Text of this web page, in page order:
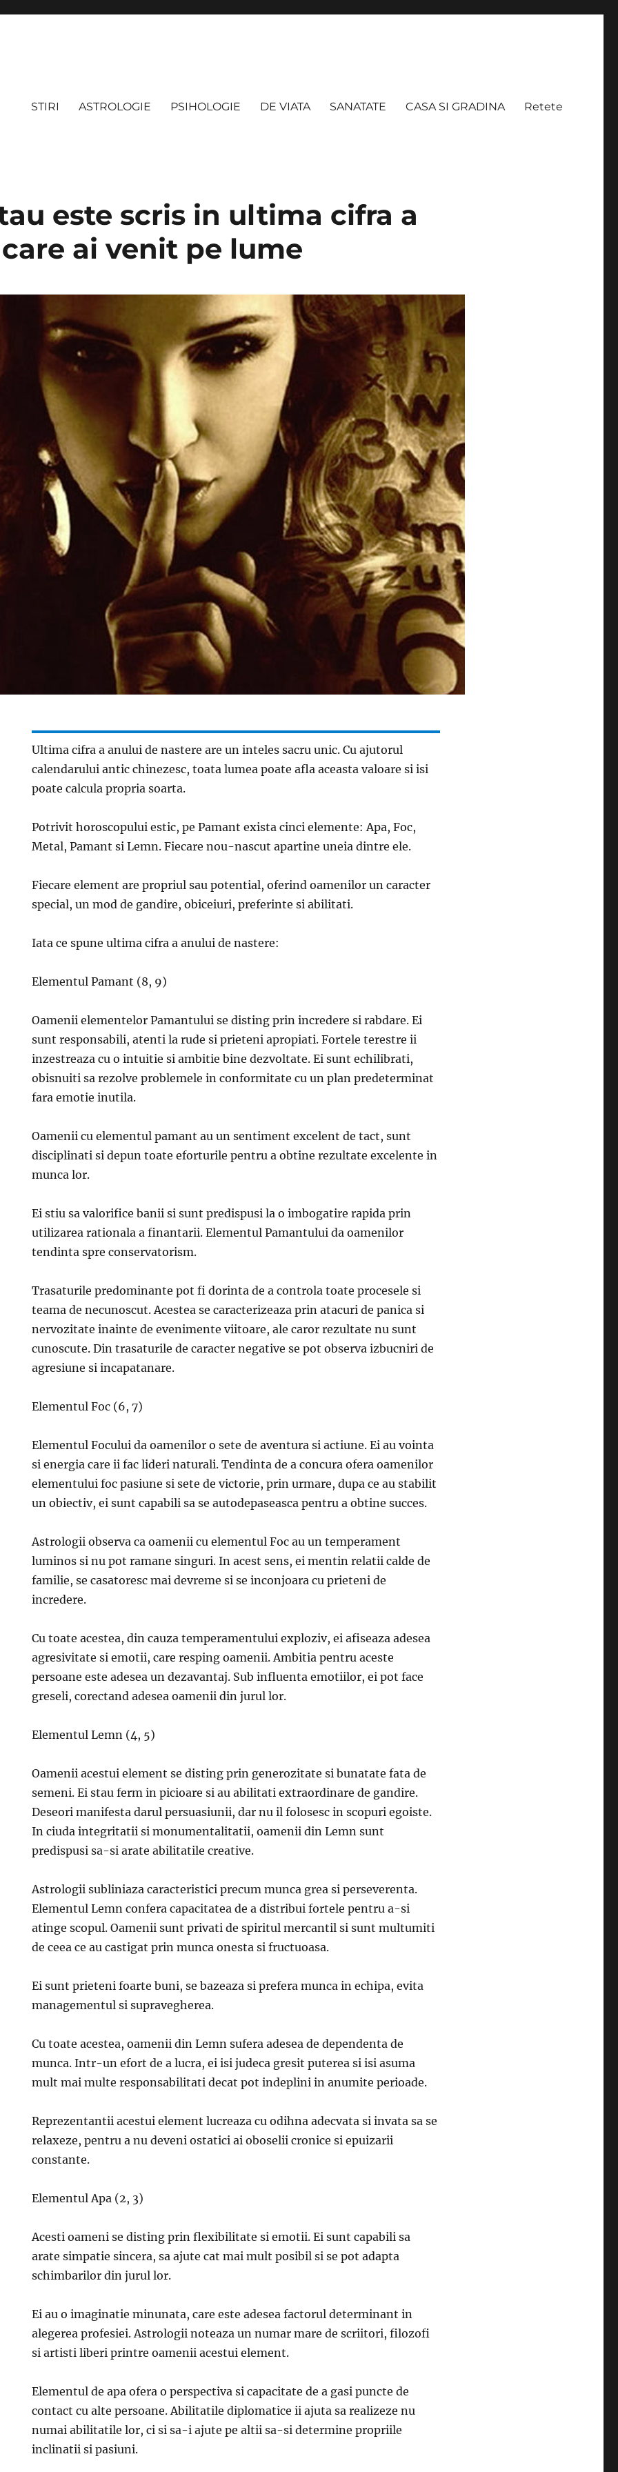
STIRI ASTROLOGIE PSIHOLOGIE DE VIATA SANATATE CASA SI GRADINA Retete
este scris in ultima cifra a
ai venit pe lume
Ultima cifra a anului de nastere are un inteles sacru unic. Cu ajutorul
calendarului antic chinezesc, toata lumea poate afla aceasta valoare si isi
poate calcula propria soarta.
Potrivit horoscopului estic, pe Pamant exista cinci elemente: Apa, Foc,
Metal, Pamant si Lemn. Fiecare nou-nascut apartine uneia dintre ele.
Fiecare element are propriul sau potential, oferind oamenilor un caracter
special, un mod de gandire, obiceiuri, preferinte si abilitati.
Iata ce spune ultima cifra a anului de nastere:
Elementul Pamant (8, 9)
Oamenii elementelor Pamantului se disting prin incredere si rabdare. Ei
sunt responsabili, atenti la rude si prieteni apropiati. Fortele terestre ii
inzestreaza cu o intuitie si ambitie bine dezvoltate. Ei sunt echilibrati,
obisnuiti sa rezolve problemele in conformitate cu un plan predeterminat
fara emotie inutila.
Oamenii cu elementul pamant au un sentiment excelent de tact, sunt
disciplinati si depun toate eforturile pentru a obtine rezultate excelente in
munca lor.
Ei stiu sa valorifice banii si sunt predispusi la o imbogatire rapida prin
utilizarea rationala a finantarii. Elementul Pamantului da oamenilor
tendinta spre conservatorism.
Trasaturile predominante pot fi dorinta de a controla toate procesele si
teama de necunoscut. Acestea se caracterizeaza prin atacuri de panica si
nervozitate inainte de evenimente viitoare, ale caror rezultate nu sunt
cunoscute. Din trasaturile de caracter negative se pot observa izbucniri de
agresiune si incapatanare.
Elementul Foc (6, 7)
Elementul Focului da oamenilor o sete de aventura si actiune. Ei au vointa
si energia care ii fac lideri naturali. Tendinta de a concura ofera oamenilor
elementului foc pasiune si sete de victorie, prin urmare, dupa ce au stabilit
un obiectiv, ei sunt capabili sa se autodepaseasca pentru a obtine succes.
Astrologii observa ca oamenii cu elementul Foc au un temperament
luminos si nu pot ramane singuri. In acest sens, ei mentin relatii calde de
familie, se casatoresc mai devreme si se inconjoara cu prieteni de
incredere.
Cu toate acestea, din cauza temperamentului exploziv, ei afiseaza adesea
agresivitate si emotii, care resping oamenii. Ambitia pentru aceste
persoane este adesea un dezavantaj. Sub influenta emotiilor, ei pot face
greseli, corectand adesea oamenii din jurul lor.
Elementul Lemn (4, 5)
Oamenii acestui element se disting prin generozitate si bunatate fata de
semeni. Ei stau ferm in picioare si au abilitati extraordinare de gandire.
Deseori manifesta darul persuasiunii, dar nu il folosesc in scopuri egoiste.
In ciuda integritatii si monumentalitatii, oamenii din Lemn sunt
predispusi sa-si arate abilitatile creative.
Astrologii subliniaza caracteristici precum munca grea si perseverenta.
Elementul Lemn confera capacitatea de a distribui fortele pentru a-si
atinge scopul. Oamenii sunt privati de spiritul mercantil si sunt multumiti
de ceea ce au castigat prin munca onesta si fructuoasa.
Ei sunt prieteni foarte buni, se bazeaza si prefera munca in echipa, evita
managementul si supravegherea.
Cu toate acestea, oamenii din Lemn sufera adesea de dependenta de
munca. Intr-un efort de a lucra, ei isi judeca gresit puterea si isi asuma
mult mai multe responsabilitati decat pot indeplini in anumite perioade.
Reprezentantii acestui element lucreaza cu odihna adecvata si invata sa se
relaxeze, pentru a nu deveni ostatici ai oboselii cronice si epuizarii
constante.
Elementul Apa (2, 3)
Acesti oameni se disting prin flexibilitate si emotii. Ei sunt capabili sa
arate simpatie sincera, sa ajute cat mai mult posibil si se pot adapta
schimbarilor din jurul lor.
Ei au o imaginatie minunata, care este adesea factorul determinant in
alegerea profesiei. Astrologii noteaza un numar mare de scriitori, filozofi
si artisti liberi printre oamenii acestui element.
Elementul de apa ofera o perspectiva si capacitate de a gasi puncte de
contact cu alte persoane. Abilitatile diplomatice ii ajuta sa realizeze nu
numai abilitatile lor, ci si sa-i ajute pe altii sa-si determine propriile
inclinatii si pasiuni.